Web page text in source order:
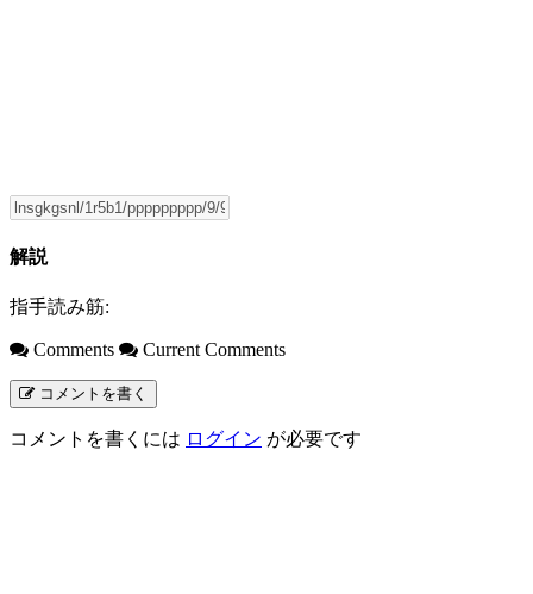
解説
指手読み筋:
Comments Current Comments
コメントを書く
コメントを書くには ログイン が必要です